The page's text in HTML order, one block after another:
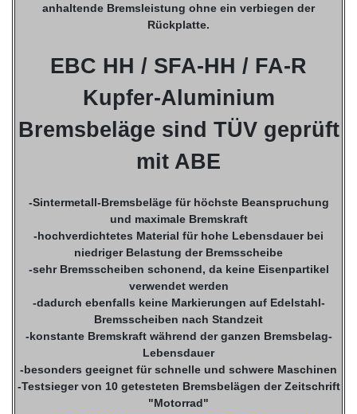
anhaltende Bremsleistung ohne ein verbiegen der
Rückplatte.
EBC HH / SFA-HH / FA-R
Kupfer-Aluminium
Bremsbeläge sind TÜV geprüft
mit ABE
-Sintermetall-Bremsbeläge für höchste Beanspruchung
und maximale Bremskraft
-hochverdichtetes Material für hohe Lebensdauer bei
niedriger Belastung der Bremsscheibe
-sehr Bremsscheiben schonend, da keine Eisenpartikel
verwendet werden
-dadurch ebenfalls keine Markierungen auf Edelstahl-
Bremsscheiben nach Standzeit
-konstante Bremskraft während der ganzen Bremsbelag-
Lebensdauer
-besonders geeignet für schnelle und schwere Maschinen
-Testsieger von 10 getesteten Bremsbelägen der Zeitschrift
"Motorrad"